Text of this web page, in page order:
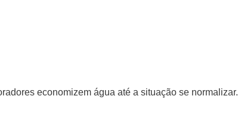
economizem água até a situação se normalizar.